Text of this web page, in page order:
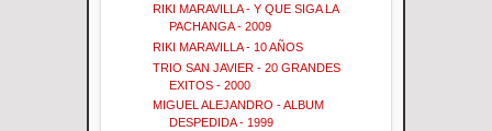
RIKI MARAVILLA - Y QUE SIGA LA
PACHANGA - 2009
RIKI MARAVILLA - 10 AÑOS
TRIO SAN JAVIER - 20 GRANDES
EXITOS - 2000
MIGUEL ALEJANDRO - ALBUM
DESPEDIDA - 1999